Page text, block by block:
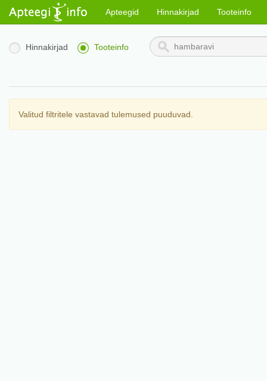
Apteegid Hinnakirjad Tooteinfo
Hinnakirjad Tooteinfo
Valitud filtritele vastavad tulemused puuduvad.